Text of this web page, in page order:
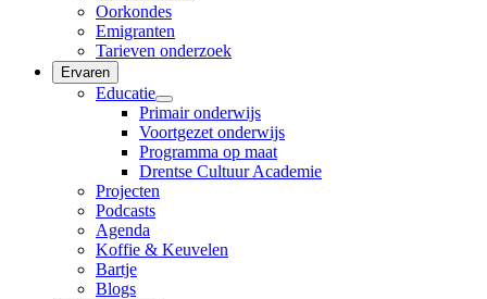
Oorkondes
Emigranten
Tarieven onderzoek
Ervaren
Educatie
Primair onderwijs
Voortgezet onderwijs
Programma op maat
Drentse Cultuur Academie
Projecten
Podcasts
Agenda
Koffie & Keuvelen
Bartje
Blogs